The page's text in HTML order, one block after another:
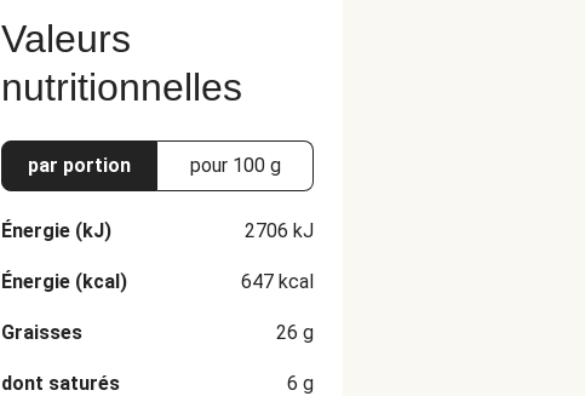
Valeurs
nutritionnelles
par portion pour 100 g
Énergie (kJ) 2706 kJ
Énergie (kcal) 647 kcal
Graisses 26 g
dont saturés 6 g